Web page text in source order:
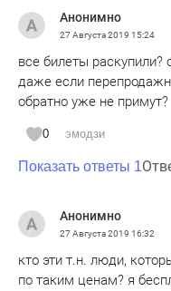
Анонимно
27 Августа 2019 15:24
все билеты раскупили?
даже если
обратно уже не примут?
0 эмодзи
Показать ответы 1
Анонимно
27 Августа 2019 16:32
кто эти т.н. люди,
по таким ценам? я